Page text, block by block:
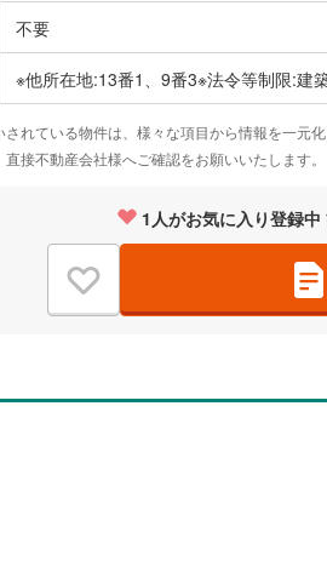
不要
※他所在地:13番1、9番3※法令等制限:建
れている物件は、様々な項目から情報を一元化
接不動産会社様へご確認をお願いいたします。
1 人がお気に入り登録